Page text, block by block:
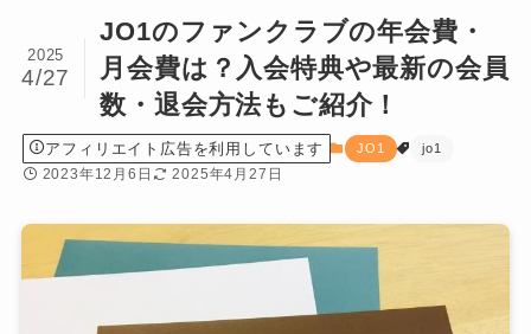
JO1のファンクラブの年会費・
月会費は？入会特典や最新の会員
数・退会方法もご紹介！
2025
4/27
アフィリエイト広告を利用しています JO1 jo1
2023年12月6日 2025年4月27日